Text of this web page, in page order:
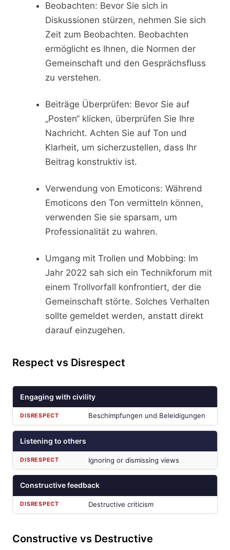
Beobachten: Bevor Sie sich in
Diskussionen stürzen, nehmen Sie sich
Zeit zum Beobachten. Beobachten
ermöglicht es Ihnen, die Normen der
Gemeinschaft und den Gesprächsfluss
zu verstehen.
Beiträge Überprüfen: Bevor Sie auf
„Posten“ klicken, überprüfen Sie Ihre
Nachricht. Achten Sie auf Ton und
Klarheit, um sicherzustellen, dass Ihr
Beitrag konstruktiv ist.
Verwendung von Emoticons: Während
Emoticons den Ton vermitteln können,
verwenden Sie sie sparsam, um
Professionalität zu wahren.
Umgang mit Trollen und Mobbing: Im
Jahr 2022 sah sich ein Technikforum mit
einem Trollvorfall konfrontiert, der die
Gemeinschaft störte. Solches Verhalten
sollte gemeldet werden, anstatt direkt
darauf einzugehen.
Respect vs Disrespect
Engaging with civility
Beschimpfungen und Beleidigungen
Listening to others
Ignoring or dismissing views
Constructive feedback
Destructive criticism
Constructive vs Destructive